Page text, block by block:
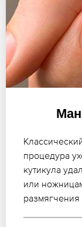
процедура
кутикула
или
размягчения